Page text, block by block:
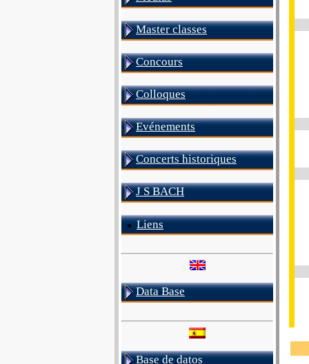
Master classes
Concours
Colloques
Evénements
Concerts historiques
J S BACH
Liens
Data Base
Base de datos